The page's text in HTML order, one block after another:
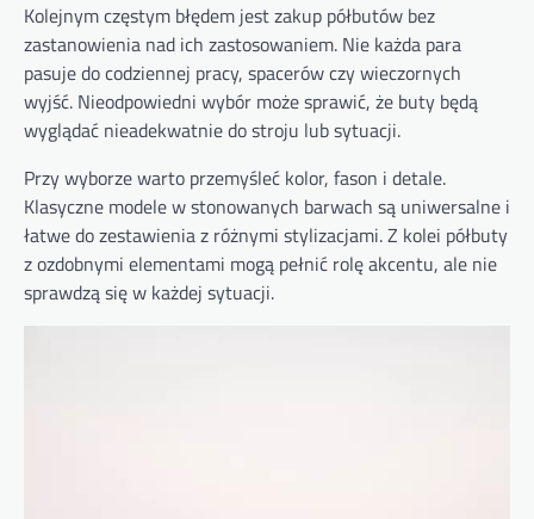
Kolejnym częstym błędem jest zakup półbutów bez
zastanowienia nad ich zastosowaniem. Nie każda para
pasuje do codziennej pracy, spacerów czy wieczornych
wyjść. Nieodpowiedni wybór może sprawić, że buty będą
wyglądać nieadekwatnie do stroju lub sytuacji.
Przy wyborze warto przemyśleć kolor, fason i detale.
Klasyczne modele w stonowanych barwach są uniwersalne i
łatwe do zestawienia z różnymi stylizacjami. Z kolei półbuty
z ozdobnymi elementami mogą pełnić rolę akcentu, ale nie
sprawdzą się w każdej sytuacji.